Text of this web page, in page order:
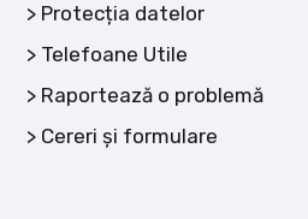
Protecția datelor
Telefoane Utile
Raportează o problemă
Cereri și formulare